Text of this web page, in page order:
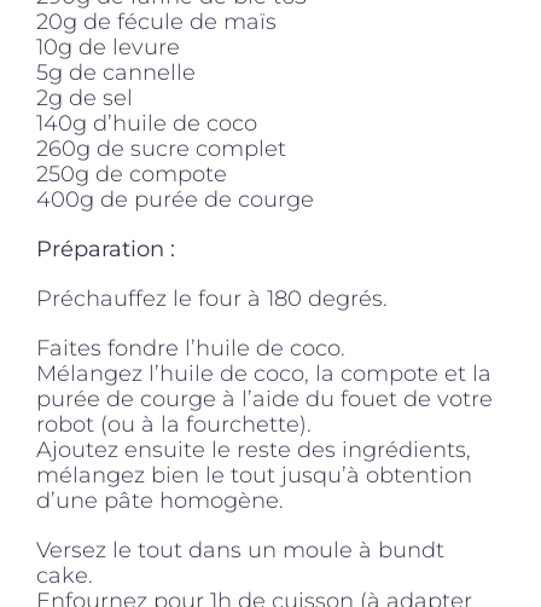
20g de fécule de maïs
10g de levure
5g de cannelle
2g de sel
140g d’huile de coco
260g de sucre complet
250g de compote
400g de purée de courge
Préparation :
Préchauffez le four à 180 degrés.
Faites fondre l’huile de coco.
Mélangez l’huile de coco, la compote et la
purée de courge à l’aide du fouet de votre
robot (ou à la fourchette).
Ajoutez ensuite le reste des ingrédients,
mélangez bien le tout jusqu’à obtention
d’une pâte homogène.
Versez le tout dans un moule à bundt
cake.
Enfournez pour 1h de cuisson (à adapter